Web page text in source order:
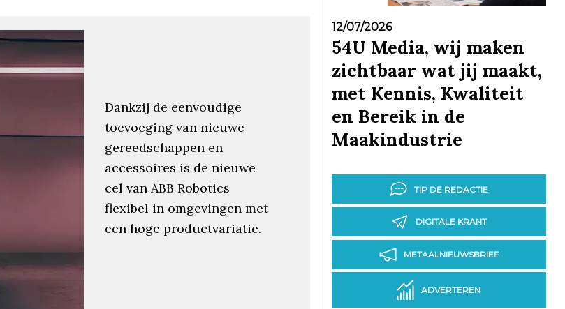
Dankzij de eenvoudige
toevoeging van nieuwe
gereedschappen en
accessoires is de nieuwe
cel van ABB Robotics
flexibel in omgevingen met
een hoge productvariatie.
12/07/2026
54U Media, wij maken
zichtbaar wat jij maakt,
met Kennis, Kwaliteit
en Bereik in de
Maakindustrie
TIP DE REDACTIE
DIGITALE KRANT
METAALNIEUWSBRIEF
ADVERTEREN